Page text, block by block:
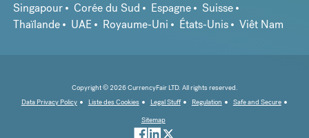
Singapour
Corée du Sud Espagne
Suisse
Thaïlande
UAE Royaume-Uni États-Unis Viêt Nam
Copyright © 2026 CurrencyFair LTD. All rights reserved.
Data Privacy Policy
Liste des Cookies Legal Stuff Regulation
Safe and Secure
Sitemap